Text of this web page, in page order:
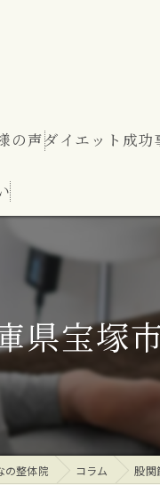
の声ダイエット成功
県宝塚
の整体院 コラム 股関